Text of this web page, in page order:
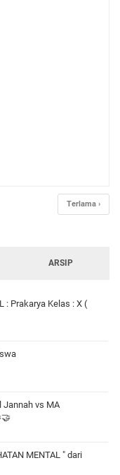
Terlama ›
ARSIP
: Prakarya Kelas : X (
Jannah vs MA
MENTAL " dari